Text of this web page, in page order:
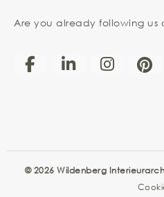
Are you already following us
© 2026 Wildenberg